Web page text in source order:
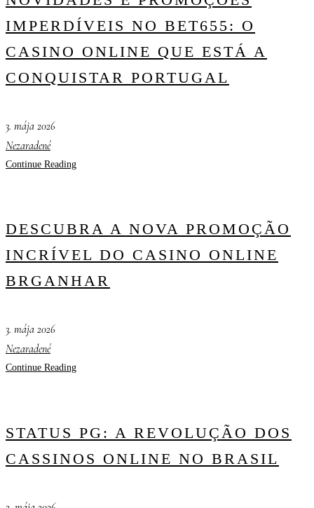
IMPERDÍVEIS NO BET655: O
CASINO ONLINE QUE ESTÁ A
CONQUISTAR PORTUGAL
3. mája 2026
Nezaradené
Continue Reading
DESCUBRA A NOVA PROMOÇÃO
INCRÍVEL DO CASINO ONLINE
BRGANHAR
3. mája 2026
Nezaradené
Continue Reading
STATUS PG: A REVOLUÇÃO DOS
CASSINOS ONLINE NO BRASIL